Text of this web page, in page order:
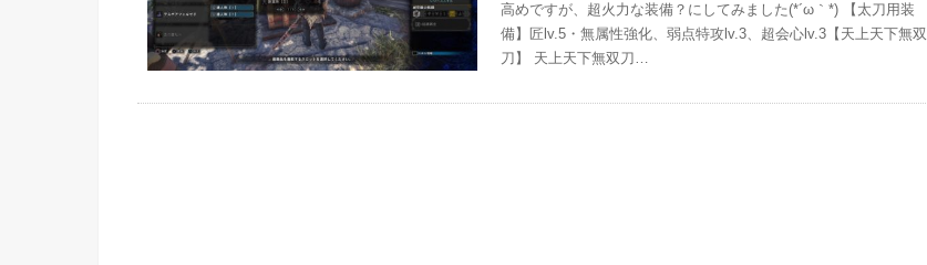
高めですが、超火力な装備？にしてみました(*´ω｀*) 【太刀用装
備】匠lv.5・無属性強化、弱点特攻lv.3、超会心lv.3【天上天下無双
刀】 天上天下無双刀…